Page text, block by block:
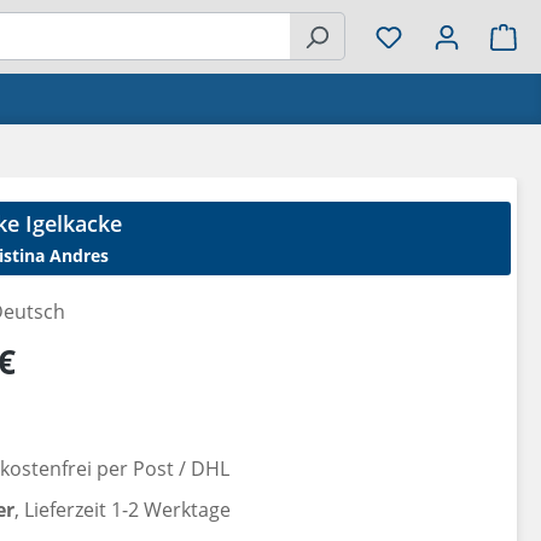
Igelkacke
Andres
per Post / DHL
, Lieferzeit 1-2 Werktage